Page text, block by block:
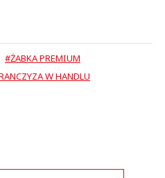
#ŻABKA PREMIUM
W HANDLU